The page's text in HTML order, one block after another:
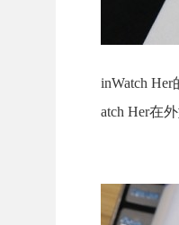
inWatch
atch Her在